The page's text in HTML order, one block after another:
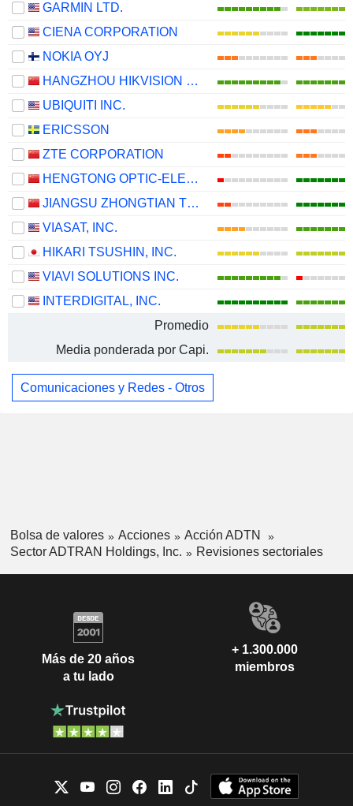
GARMIN LTD.
CIENA CORPORATION
NOKIA OYJ
HANGZHOU HIKVISION DIGITAL TECHNOLOGY CO., LTD.
UBIQUITI INC.
ERICSSON
ZTE CORPORATION
HENGTONG OPTIC-ELECTRIC CO., LTD.
JIANGSU ZHONGTIAN TECHNOLOGY CO., LTD.
VIASAT, INC.
HIKARI TSUSHIN, INC.
VIAVI SOLUTIONS INC.
INTERDIGITAL, INC.
Promedio
Media ponderada por Capi.
Comunicaciones y Redes - Otros
Bolsa de valores Acciones
Acción ADTN
Sector ADTRAN Holdings, Inc.
Revisiones sectoriales
Más de 20 años
a tu lado
+ 1.300.000
miembros